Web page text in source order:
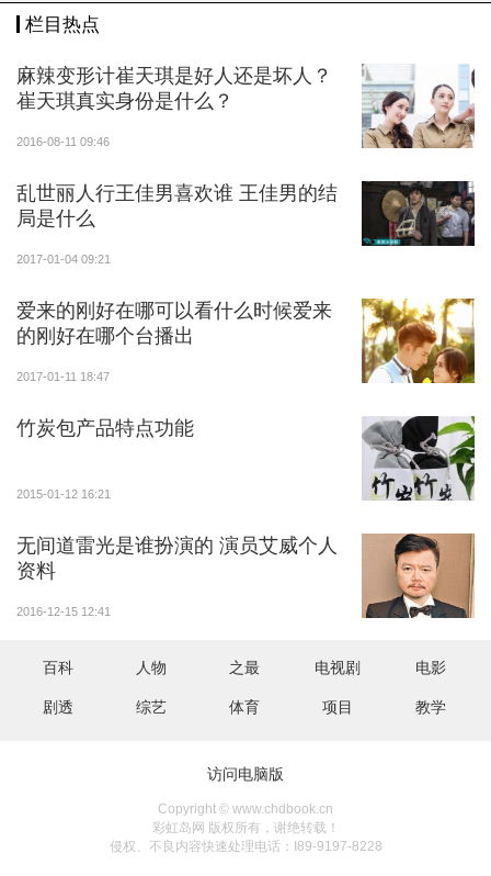
栏目热点
麻辣变形计崔天琪是好人还是坏人？
崔天琪真实身份是什么？
2016-08-11 09:46
乱世丽人行王佳男喜欢谁 王佳男的结
局是什么
2017-01-04 09:21
爱来的刚好在哪可以看什么时候爱来
的刚好在哪个台播出
2017-01-11 18:47
竹炭包产品特点功能
2015-01-12 16:21
无间道雷光是谁扮演的 演员艾威个人
资料
2016-12-15 12:41
百科 人物 之最 电视剧 电影
剧透 综艺 体育 项目 教学
访问电脑版
Copyright © www.chdbook.cn
彩虹岛网 版权所有，谢绝转载！
侵权、不良内容快速处理电话：I89-9197-8228